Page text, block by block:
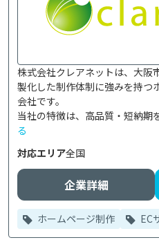
株式会社クレアネットは、大阪
製化した制作体制に強みを持つ
会社です。
当社の特徴は、高品質・短納期
る
対応エリア全国
企業詳細
ホームページ制作 EC